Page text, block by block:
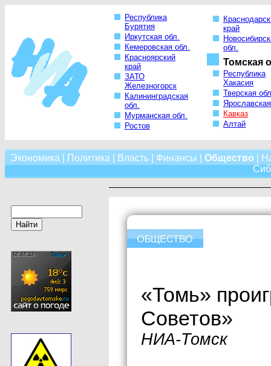
Республика
Бурятия
Иркутская обл.
Кемеровская обл.
Красноярский
край
ЗАТО
Железногорск
Калининградская
обл.
Мурманская обл.
Ростов
край
обл.
Томская
Республика
Хакасия
Тверская
Кавказ
Алтай
Экономика Политика Власть| Финансы Общество
«Томь»
Советов»
НИА-Томск